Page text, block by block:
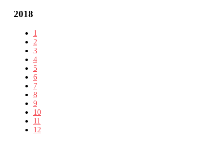
2018
1
2
3
4
5
6
7
8
9
10
11
12